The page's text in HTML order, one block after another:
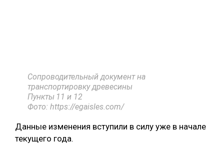
Сопроводительный документ на
транспортировку древесины
Пункты 11 и 12
Фото: https://egaisles.com/
Данные изменения вступили в силу уже в начале
текущего года.